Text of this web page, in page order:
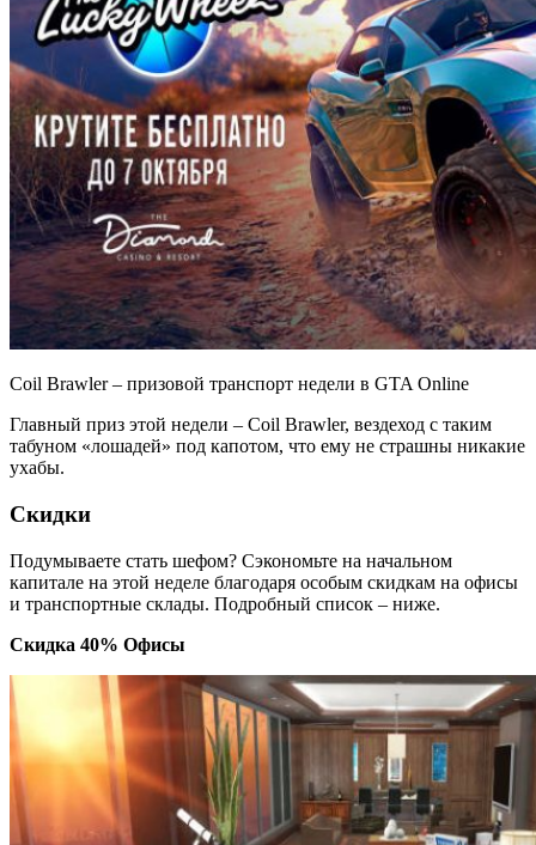
Coil Brawler – призовой транспорт недели в GTA Online
Главный приз этой недели – Coil Brawler, вездеход с таким
табуном «лошадей» под капотом, что ему не страшны никакие
ухабы.
Скидки
Подумываете стать шефом? Сэкономьте на начальном
капитале на этой неделе благодаря особым скидкам на офисы
и транспортные склады. Подробный список – ниже.
Скидка 40% Офисы